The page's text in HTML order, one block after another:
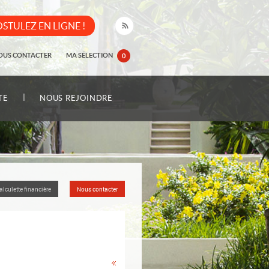
EN LIGNE !
CONTACTER MA SÉLECTION 0
NOUS REJOINDRE
financière Nous contacter